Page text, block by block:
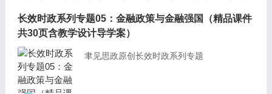
长效时政系列专题05：金融政策与金融强国（精品课件
共30页含教学设计导学案）
聿见思政原创长效时政系列专题